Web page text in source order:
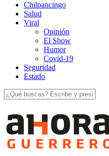
Chilpancingo
Salud
Viral
Opinión
El Show
Humor
Covid-19
Seguridad
Estado